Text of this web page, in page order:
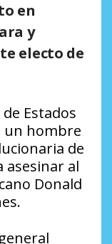
en
y
electo de
Estados
un hombre
de
al
Donald